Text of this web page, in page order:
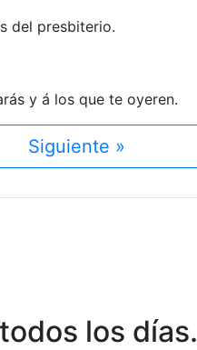
del presbiterio.
y á los que te oyeren.
Siguiente »
los días.